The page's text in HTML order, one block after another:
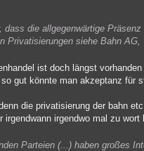
dass die allgegenwärtige
Privatisierungen siehe Bahn AG,
ist doch längst
gut könnte man akzeptanz für
die privatisierung der bahn
irgendwann irgendwo mal zu wort
Parteien (...) haben großes